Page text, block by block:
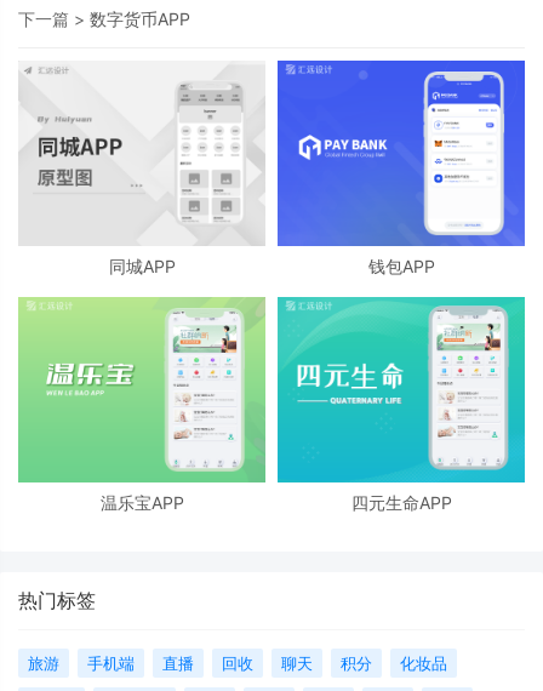
下一篇 > 数字货币APP
同城APP 钱包APP
温乐宝APP 四元生命APP
热门标签
旅游 手机端 直播 回收 聊天 积分 化妆品